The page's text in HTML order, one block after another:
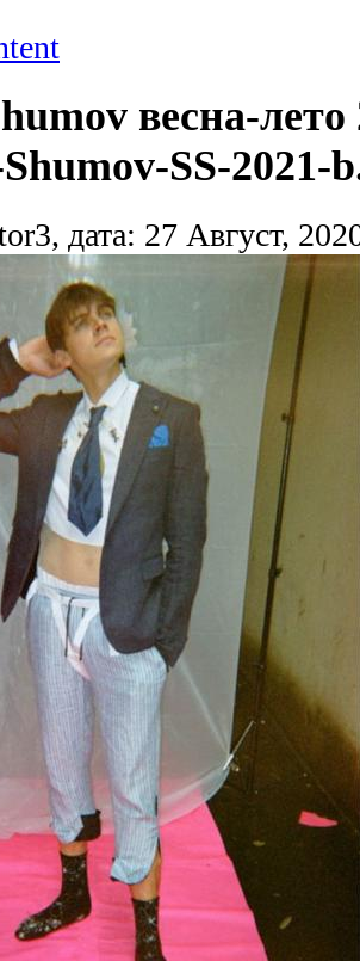
весна-лето
SS-2021-
дата: 27 Август,